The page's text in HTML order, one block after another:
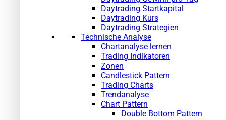
Daytrading Startkapital
Daytrading Kurs
Daytrading Strategien
Technische Analyse
Chartanalyse lernen
Trading Indikatoren
Zonen
Candlestick Pattern
Trading Charts
Trendanalyse
Chart Pattern
Double Bottom Pattern